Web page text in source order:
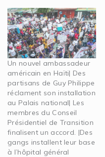
Un nouvel ambassadeur
américain en Haïti| Des
partisans de Guy Philippe
réclament son installation
au Palais national| Les
membres du Conseil
Présidentiel de Transition
finalisent un accord. |Des
gangs installent leur base
à l’hôpital général